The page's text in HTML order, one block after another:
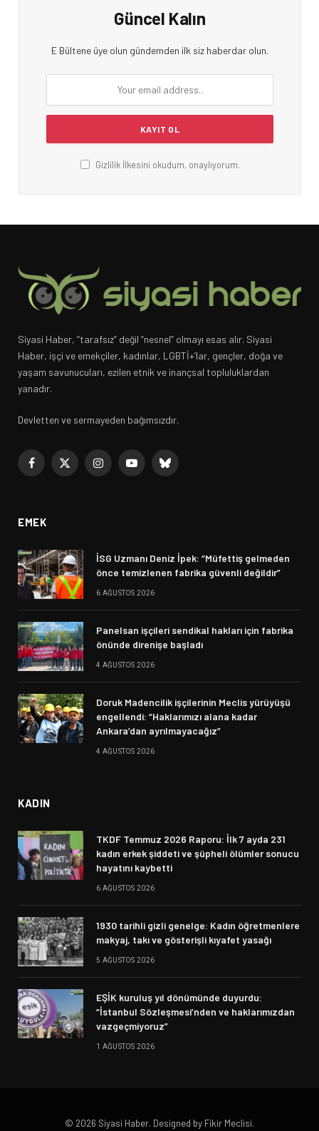
Güncel Kalın
E Bültene üye olun gündemden ilk siz haberdar olun.
Gizlilik İlkesini okudum, onaylıyorum.
Siyasi Haber, “tarafsız” değil “nesnel” olmayı esas alır. Siyasi
Haber, işçi ve emekçiler, kadınlar, LGBTİ+’lar, gençler, doğa ve
yaşam savunucuları, ezilen etnik ve inançsal topluluklardan
yanadır.
Devletten ve sermayeden bağımsızdır.
Facebook
X
InstagramYouTubeBluesky
EMEK
İSG Uzmanı Deniz İpek: “Müfettiş gelmeden
önce temizlenen fabrika güvenli değildir”
6 AĞUSTOS 2026
Panelsan işçileri sendikal hakları için fabrika
önünde direnişe başladı
4 AĞUSTOS 2026
Doruk Madencilik işçilerinin Meclis yürüyüşü
engellendi: “Haklarımızı alana kadar
Ankara’dan ayrılmayacağız”
4 AĞUSTOS 2026
KADIN
TKDF Temmuz 2026 Raporu: İlk 7 ayda 231
kadın erkek şiddeti ve şüpheli ölümler sonucu
hayatını kaybetti
6 AĞUSTOS 2026
1930 tarihli gizli genelge: Kadın öğretmenlere
makyaj, takı ve gösterişli kıyafet yasağı
5 AĞUSTOS 2026
EŞİK kuruluş yıl dönümünde duyurdu:
“İstanbul Sözleşmesi’nden ve haklarımızdan
vazgeçmiyoruz”
1 AĞUSTOS 2026
© 2026 Siyasi Haber. Designed by Fikir Meclisi.